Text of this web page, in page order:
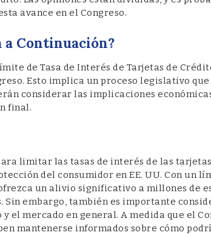
avance en el Congreso.
a Continuación?
de Tasa de Interés de Tarjetas de
Esto implica un proceso legislativo
considerar las implicaciones
final.
limitar las tasas de interés de las
del consumidor en EE. UU. Con un
un alivio significativo a millones de
Sin embargo, también es importante
el mercado en general. A medida que el
mantenerse informados sobre cómo